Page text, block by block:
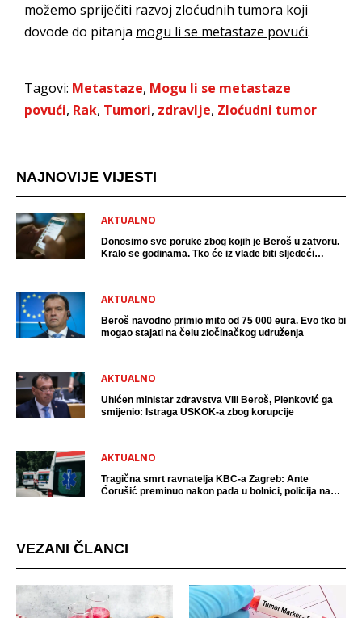
možemo spriječiti razvoj zloćudnih tumora koji
dovode do pitanja mogu li se metastaze povući.
Tagovi: Metastaze, Mogu li se metastaze
povući, Rak, Tumori, zdravlje, Zloćudni tumor
NAJNOVIJE VIJESTI
AKTUALNO
Donosimo sve poruke zbog kojih je Beroš u zatvoru.
Kralo se godinama. Tko će iz vlade biti sljedeći
AKTUALNO
Beroš navodno primio mito od 75 000 eura. Evo tko bi
mogao stajati na čelu zločinačkog udruženja
AKTUALNO
Uhićen ministar zdravstva Vili Beroš, Plenković ga
smijenio: Istraga USKOK-a zbog korupcije
AKTUALNO
Tragična smrt ravnatelja KBC-a Zagreb: Ante
Ćorušić preminuo nakon pada u bolnici, policija na
VEZANI ČLANCI